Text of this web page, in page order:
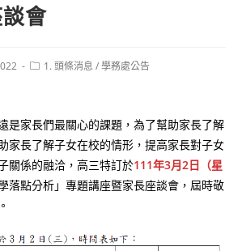
會
Post1. 頭條消息 /學務處公告
是家長們最關心的課題，為了幫助家長了解
家長了解子女在校的情形，提高家長對子女
關係的融洽，高三特訂於111年3月2日（星
落點分析」專題講座暨家長座談會，屆時敬